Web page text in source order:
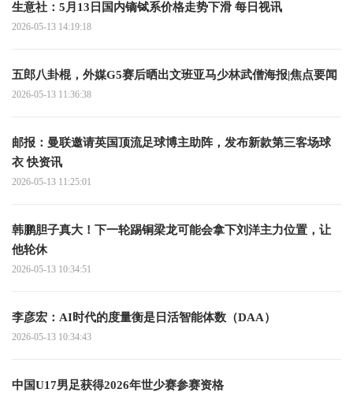
生意社：5月13日国内镝铽系价格走势下滑 每日视讯
2026-05-13 14:19:18
五郎八卦棍，外媒G5赛后晒出文班亚马少林武僧海报|焦点要闻
2026-05-13 11:36:38
邮报：曼联邀请英国顶流足球博主助阵，发布新款第三客场球
衣 快资讯
2026-05-13 11:25:01
韩鹏胆子真大！下一轮踢铜梁龙可能会拿下刘洋主力位置，让
他轮休
2026-05-13 10:34:51
李彦宏：AI时代的度量衡是日活智能体数（DAA）
2026-05-13 10:34:43
中国U17男足获得2026年世少赛参赛资格